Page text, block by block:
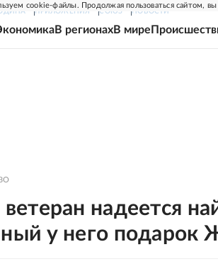
cookie-файлы. Продолжая пользоваться сайтом, вы
ПРИЛОЖЕНИЯ СОЮЗ НОВОСТИ
В регионахВ мире
надеется
у него подарок